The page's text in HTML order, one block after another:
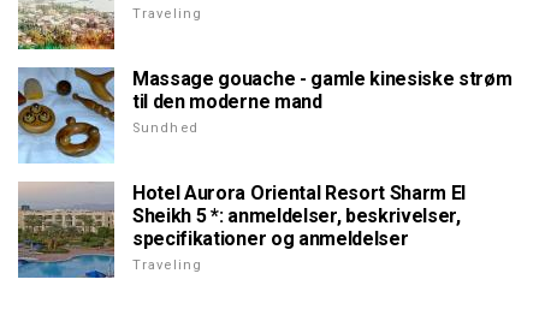
Traveling
Massage gouache - gamle kinesiske strøm
til den moderne mand
Sundhed
Hotel Aurora Oriental Resort Sharm El
Sheikh 5 *: anmeldelser, beskrivelser,
specifikationer og anmeldelser
Traveling